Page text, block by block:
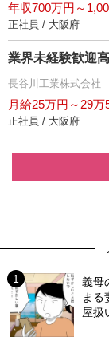
年収700万円～
正社員 / 大阪府
業界未経験歓迎
長谷川工業株式会社
月給25万円～29万
正社員 / 大阪府
義母
まる
屋扱